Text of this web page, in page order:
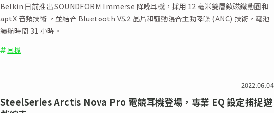
Belkin 日前推出 SOUNDFORM Immerse 降噪耳機，採用 12 毫米雙層釹磁鐵動圈和
aptX 音頻技術 ，並結合 Bluetooth V5.2 晶片和驅動混合主動降噪 (ANC) 技術，電池
續航時間 31 小時。
耳機
2022.06.04
SteelSeries Arctis Nova Pro 電競耳機登場，專業 EQ 設定捕捉遊